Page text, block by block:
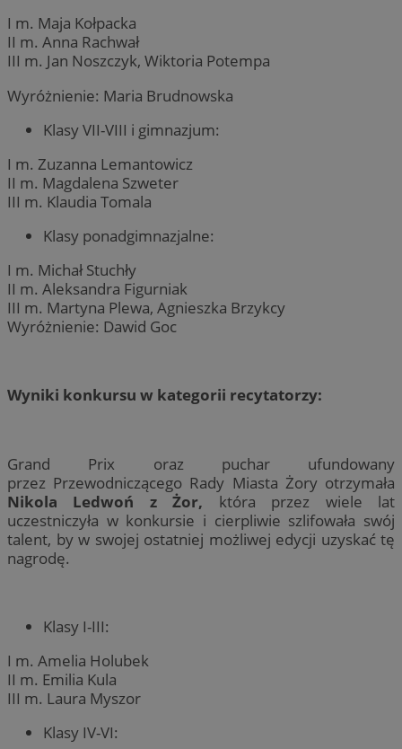
I m. Maja Kołpacka
II m. Anna Rachwał
III m. Jan Noszczyk, Wiktoria Potempa
Wyróżnienie: Maria Brudnowska
Klasy VII-VIII i gimnazjum:
I m. Zuzanna Lemantowicz
II m. Magdalena Szweter
III m. Klaudia Tomala
Klasy ponadgimnazjalne:
I m. Michał Stuchły
II m. Aleksandra Figurniak
III m. Martyna Plewa, Agnieszka Brzykcy
Wyróżnienie: Dawid Goc
Wyniki konkursu w kategorii recytatorzy:
Grand Prix oraz puchar ufundowany
przez Przewodniczącego Rady Miasta Żory otrzymała
Nikola Ledwoń z Żor, która przez wiele lat
uczestniczyła w konkursie i cierpliwie szlifowała swój
talent, by w swojej ostatniej możliwej edycji uzyskać tę
nagrodę.
Klasy I-III:
I m. Amelia Holubek
II m. Emilia Kula
III m. Laura Myszor
Klasy IV-VI: